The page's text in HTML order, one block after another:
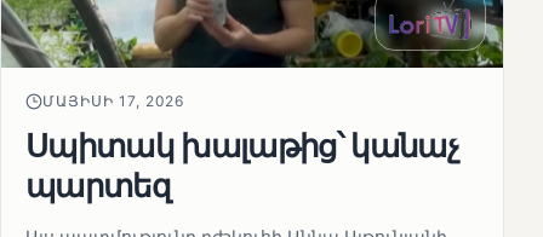
ՄԱՅԻՍԻ 17, 2026
Սպիտակ խալաթից՝ կանաչ
պարտեզ